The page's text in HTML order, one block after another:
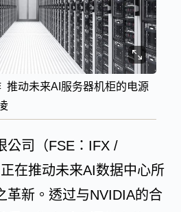
推动未来AI服务器机柜的电源
公司（FSE：IFX /
在推动未来AI数据中心所
革新。透过与NVIDIA的合